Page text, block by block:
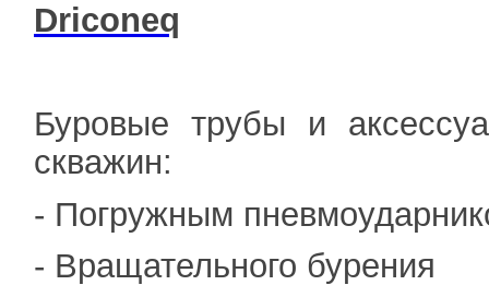
Driconeq
Буровые трубы и
скважин:
- Погружным
- Вращательного бурения